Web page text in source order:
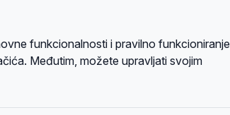
funkcionalnosti i pravilno funkcioniranje
Međutim, možete upravljati svojim